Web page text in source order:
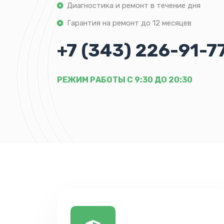
Диагностика и ремонт в течение дня
Гарантия на ремонт до 12 месяцев
+7 (343) 226-91-
РЕЖИМ РАБОТЫ С 9:30 ДО 20:30